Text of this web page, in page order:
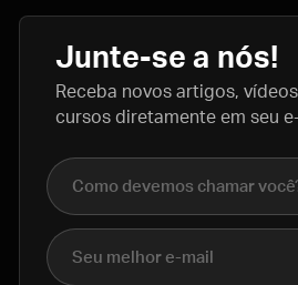
Junte-se a nós!
Receba novos artigos,
cursos diretamente em seu
Nome completo
E-mail